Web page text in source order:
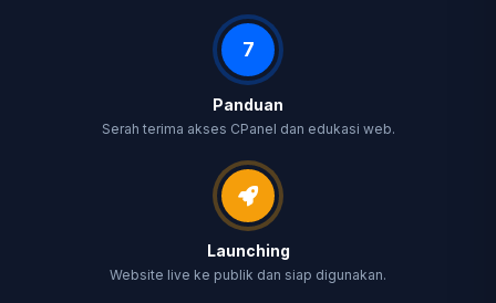
7
Panduan
Serah terima akses CPanel dan edukasi web.
Launching
Website live ke publik dan siap digunakan.